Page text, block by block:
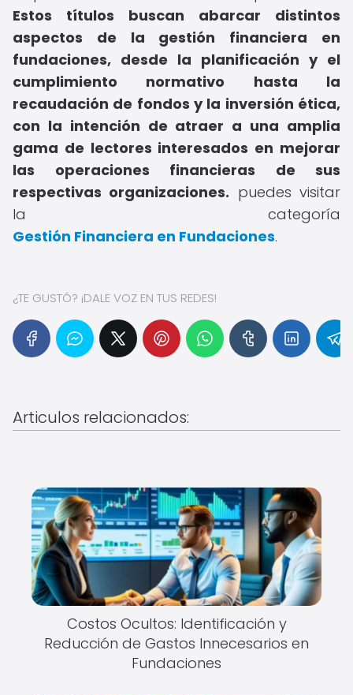
Estos títulos buscan abarcar distintos
aspectos de la gestión financiera en
fundaciones, desde la planificación y el
cumplimiento normativo hasta la
recaudación de fondos y la inversión ética,
con la intención de atraer a una amplia
gama de lectores interesados en mejorar
las operaciones financieras de sus
respectivas organizaciones. puedes visitar
la categoría
Gestión Financiera en Fundaciones.
¿TE GUSTÓ? ¡DALE VOZ EN TUS REDES!
Articulos relacionados:
Costos Ocultos: Identificación y
Reducción de Gastos Innecesarios en
Fundaciones